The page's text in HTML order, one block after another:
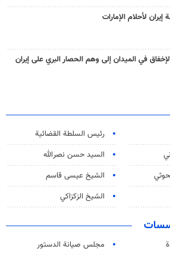
لأحلام الإمارات
في الميدان إلى وهم الحصار البري على إيران
رئیس السلطة القضائیة
السيد حسن نصرالله
الشيخ عيسى قاسم
الشيخ الزكزاكي
مجلس صيانة الدستور